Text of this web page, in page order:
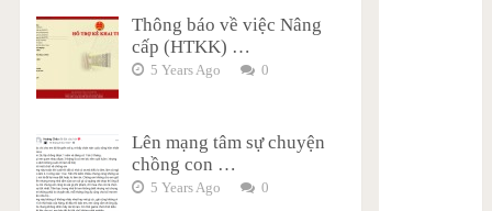
Thông báo về việc Nâng
cấp (HTKK) …
5 Years Ago 0
Lên mạng tâm sự chuyện
chồng con …
5 Years Ago 0